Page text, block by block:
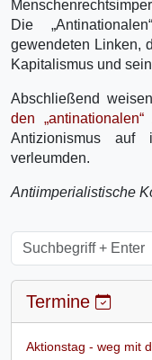
Die
gewendeten Linken,
Kapitalismus und
Abschließend
den
Antizionismus auf
verleumden.
Antiimperialistische
Termine
Aktionstag - weg mit